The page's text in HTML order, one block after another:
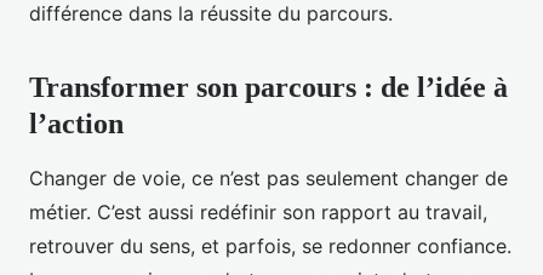
différence dans la réussite du parcours.
Transformer son parcours : de l’idée à
l’action
Changer de voie, ce n’est pas seulement changer de
métier. C’est aussi redéfinir son rapport au travail,
retrouver du sens, et parfois, se redonner confiance.